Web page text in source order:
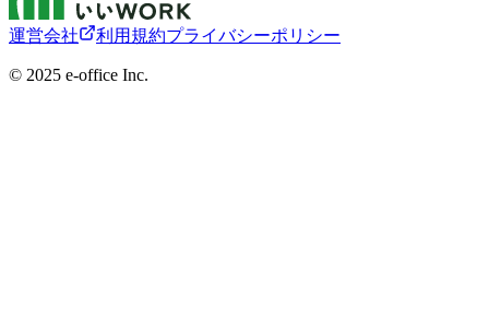
運営会社 利用規約プライバシーポリシー
©︎ 2025 e-office Inc.